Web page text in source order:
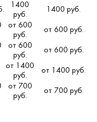
1400
руб.
1400 руб.
от 600
руб.
от 600 руб.
от 600
руб.
от 600 руб.
от 1400
руб.
от 1400 руб.
от 700
руб.
от 700 руб.